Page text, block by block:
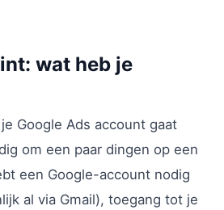
wat heb je
Google Ads account gaat
om een paar dingen op een
een Google-account nodig
al via Gmail), toegang tot je